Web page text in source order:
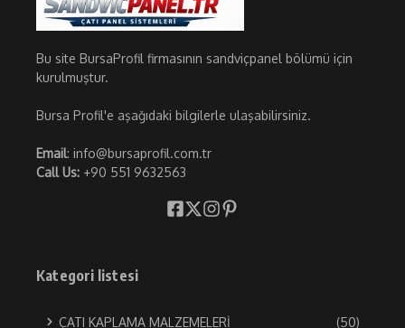
Bu site BursaProfil firmasının sandviçpanel bölümü için
kurulmuştur.
Bursa Profil'e aşağıdaki bilgilerle ulaşabilirsiniz.
Email: info@bursaprofil.com.tr
Call Us: +90 551 9632563
Kategori listesi
ÇATI KAPLAMA MALZEMELERİ (50)